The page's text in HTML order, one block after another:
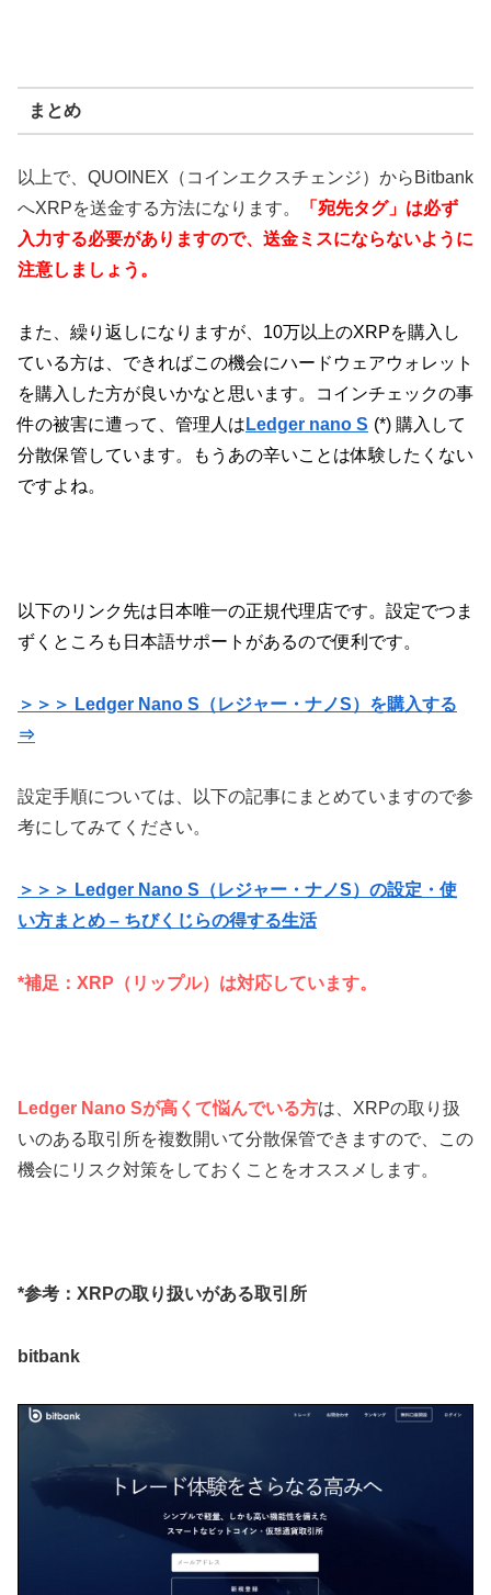
まとめ
以上で、QUOINEX（コインエクスチェンジ）からBitbank
へXRPを送金する方法になります。
「宛先タグ」は必ず
入力する必要がありますので、送金ミスにならないように
注意しましょう。
また、繰り返しになりますが、10万以上のXRPを購入し
ている方は、できればこの機会にハードウェアウォレット
を購入した方が良いかなと思います。コインチェックの事
件の被害に遭って、管理人は Ledger nano S (*) 購入して
分散保管しています。もうあの辛いことは体験したくない
ですよね。
以下のリンク先は日本唯一の正規代理店です。 設定でつま
ずくところも日本語サポートがあるので便利です。
＞＞＞ Ledger Nano S（レジャー・ナノS）を購入する
⇒
設定手順については、以下の記事にまとめていますので参
考にしてみてください。
＞＞＞ Ledger Nano S（レジャー・ナノS）の設定・使
い方まとめ – ちびくじらの得する生活
*補足：XRP（リップル）は対応しています。
Ledger Nano Sが高くて悩んでいる方は、XRPの取り扱
いのある取引所を複数開いて分散保管できますので、この
機会にリスク対策をしておくことをオススメします。
*参考：XRPの取り扱いがある取引所
bitbank